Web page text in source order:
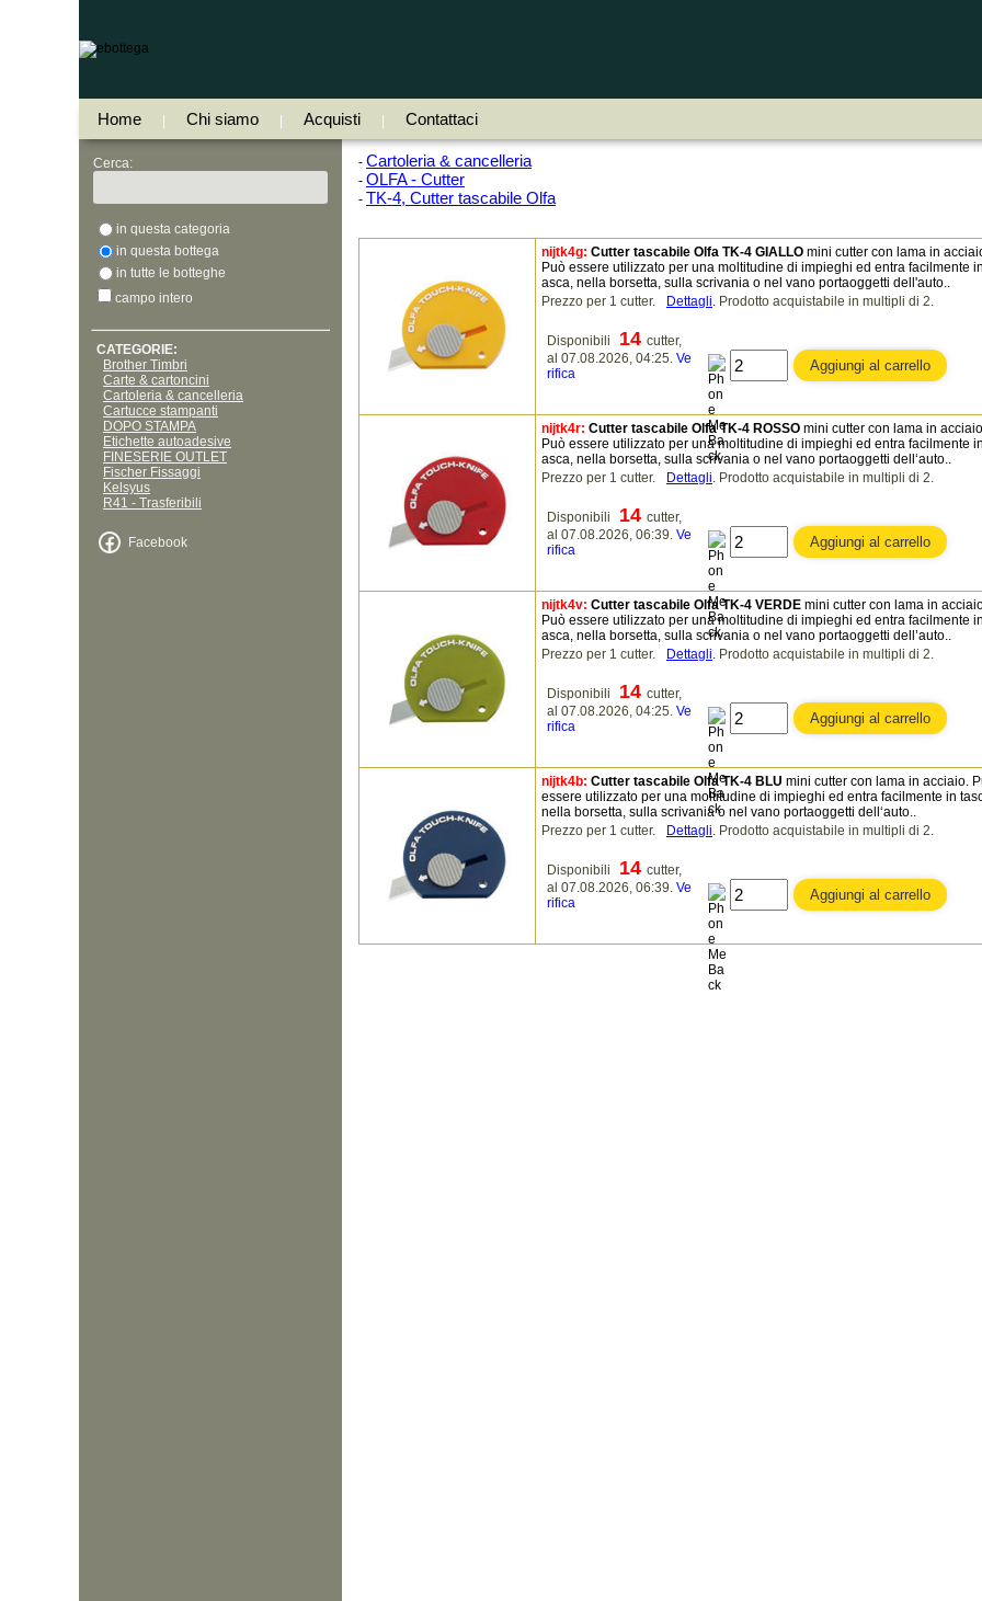
Home Chi siamo Acquisti Contattaci
Cerca:
in questa categoria
in questa bottega
in tutte le botteghe
campo intero
CATEGORIE:
Brother Timbri
Carte & cartoncini
Cartoleria & cancelleria
Cartucce stampanti
DOPO STAMPA
Etichette autoadesive
FINESERIE OUTLET
Fischer Fissaggi
Kelsyus
R41 - Trasferibili
Facebook
- Cartoleria & cancelleria
- OLFA - Cutter
- TK-4, Cutter tascabile Olfa
nijtk4g: Cutter tascabile Olfa TK-4 GIALLO mini cutter con lama in
Può essere utilizzato per una moltitudine di impieghi ed entra facilmente
asca, nella borsetta, sulla scrivania o nel vano portaoggetti dell'auto..
Prezzo per 1 cutter.
Dettagli. Prodotto acquistabile in multipli di 2.
Disponibili 14 cutter,
al 07.08.2026, 04:25. Ve
rifica
nijtk4r: Cutter tascabile Olfa TK-4 ROSSO mini cutter con lama in
Può essere utilizzato per una moltitudine di impieghi ed entra facilmente
asca, nella borsetta, sulla scrivania o nel vano portaoggetti dell‘auto..
Prezzo per 1 cutter.
Dettagli. Prodotto acquistabile in multipli di 2.
Disponibili 14 cutter,
al 07.08.2026, 06:39. Ve
rifica
nijtk4v: Cutter tascabile Olfa TK-4 VERDE mini cutter con lama in
Può essere utilizzato per una moltitudine di impieghi ed entra facilmente
asca, nella borsetta, sulla scrivania o nel vano portaoggetti dell’auto..
Prezzo per 1 cutter.
Dettagli. Prodotto acquistabile in multipli di 2.
Disponibili 14 cutter,
al 07.08.2026, 04:25. Ve
rifica
nijtk4b: Cutter tascabile Olfa TK-4 BLU mini cutter con lama in acciaio.
essere utilizzato per una moltitudine di impieghi ed entra facilmente in
nella borsetta, sulla scrivania o nel vano portaoggetti dell‘auto..
Prezzo per 1 cutter.
Dettagli. Prodotto acquistabile in multipli di 2.
Disponibili 14 cutter,
al 07.08.2026, 06:39. Ve
rifica